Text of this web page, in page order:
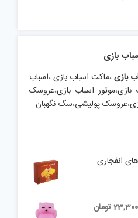
بازی
بازی،ماکت اسباب بازی،اسباب
بازی،موتور اسباب بازی،عروسک
،عروسک پولیشی،سگ نگهبان
انفجاری
23,300تومان